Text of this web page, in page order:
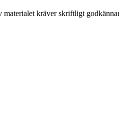
kräver skriftligt